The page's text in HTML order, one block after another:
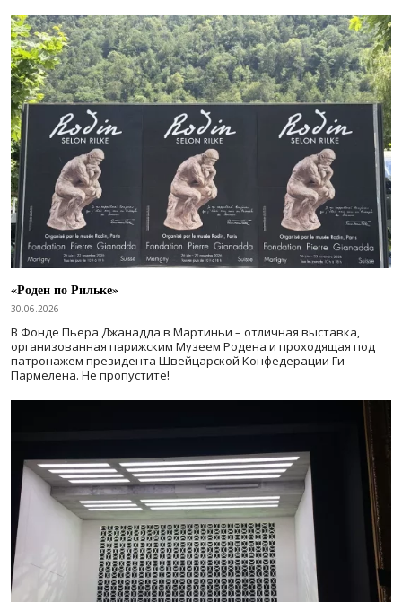
«Роден по Рильке»
30.06.2026
В Фонде Пьера Джанадда в Мартиньи – отличная выставка,
организованная парижским Музеем Родена и проходящая под
патронажем президента Швейцарской Конфедерации Ги
Пармелена. Не пропустите!